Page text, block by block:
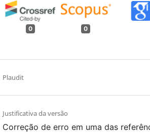
0 0
Plaudit
Justificativa da versão
Correção de erro em uma das